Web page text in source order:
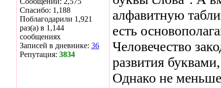
Спасибо: 1,188
Поблагодарили 1,921
раз(а) в 1,144
сообщениях
Записей в дневнике: 36
Репутация: 3834
алфавитную
есть
Человечество
развития
Однако не